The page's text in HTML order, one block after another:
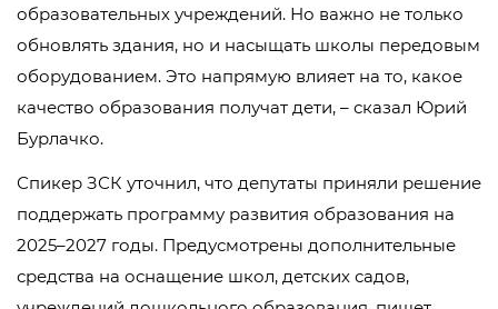
образовательных учреждений. Но важно не только
обновлять здания, но и насыщать школы передовым
оборудованием. Это напрямую влияет на то, какое
качество образования получат дети, – сказал Юрий
Бурлачко.
Спикер ЗСК уточнил, что депутаты приняли решение
поддержать программу развития образования на
2025–2027 годы. Предусмотрены дополнительные
средства на оснащение школ, детских садов,